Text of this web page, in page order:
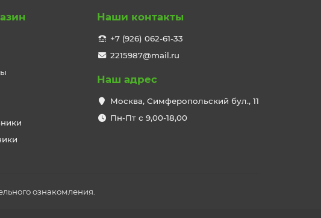
Наши контакты
+7 (926) 062-61-33
2215987@mail.ru
Наш адрес
Москва, Симферопольский бул., 11
Пн-Пт с 9,00-18,00
ознакомления.